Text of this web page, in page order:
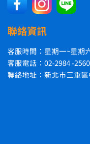
聯絡資訊
客服時間：星期一~星期
客服電話：02-2984 -2560
聯絡地址：新北市三重